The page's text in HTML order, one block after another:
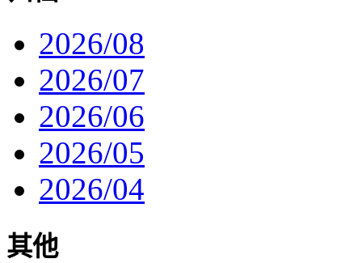
2026/08
2026/07
2026/06
2026/05
2026/04
其他